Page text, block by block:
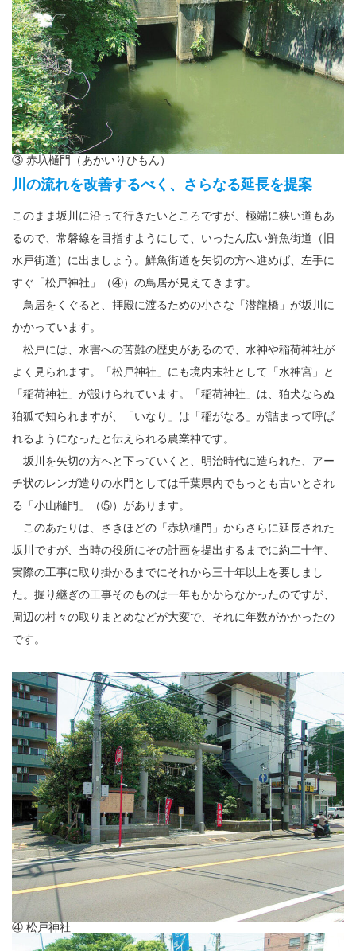
③ 赤圦樋門（あかいりひもん）
川の流れを改善するべく、さらなる延長を提案
このまま坂川に沿って行きたいところですが、極端に狭い道もあ
るので、常磐線を目指すようにして、いったん広い鮮魚街道（旧
水戸街道）に出ましょう。鮮魚街道を矢切の方へ進めば、左手に
すぐ「松戸神社」（④）の鳥居が見えてきます。
鳥居をくぐると、拝殿に渡るための小さな「潜龍橋」が坂川に
かかっています。
松戸には、水害への苦難の歴史があるので、水神や稲荷神社が
よく見られます。「松戸神社」にも境内末社として「水神宮」と
「稲荷神社」が設けられています。「稲荷神社」は、狛犬ならぬ
狛狐で知られますが、「いなり」は「稲がなる」が詰まって呼ば
れるようになったと伝えられる農業神です。
坂川を矢切の方へと下っていくと、明治時代に造られた、アー
チ状のレンガ造りの水門としては千葉県内でもっとも古いとされ
る「小山樋門」（⑤）があります。
このあたりは、さきほどの「赤圦樋門」からさらに延長された
坂川ですが、当時の役所にその計画を提出するまでに約二十年、
実際の工事に取り掛かるまでにそれから三十年以上を要しまし
た。掘り継ぎの工事そのものは一年もかからなかったのですが、
周辺の村々の取りまとめなどが大変で、それに年数がかかったの
です。
④ 松戸神社